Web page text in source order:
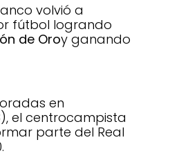
volvió a
fútbol logrando
de Oroy ganando
en
el centrocampista
parte del Real